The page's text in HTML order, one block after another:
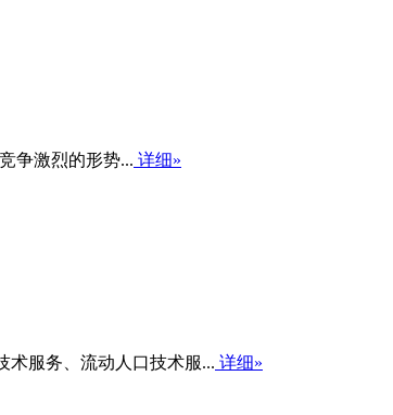
争激烈的形势... 详细»
术服务、流动人口技术服... 详细»